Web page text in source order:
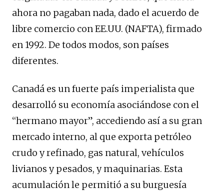
ahora no pagaban nada, dado el acuerdo de
libre comercio con EE.UU. (NAFTA), firmado
en 1992. De todos modos, son países
diferentes.
Canadá es un fuerte país imperialista que
desarrolló su economía asociándose con el
“hermano mayor”, accediendo así a su gran
mercado interno, al que exporta petróleo
crudo y refinado, gas natural, vehículos
livianos y pesados, y maquinarias. Esta
acumulación le permitió a su burguesía